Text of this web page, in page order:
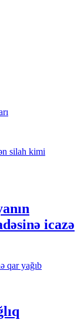
icazə